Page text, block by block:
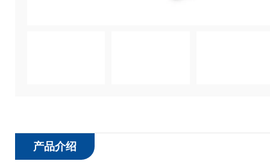
产品介绍